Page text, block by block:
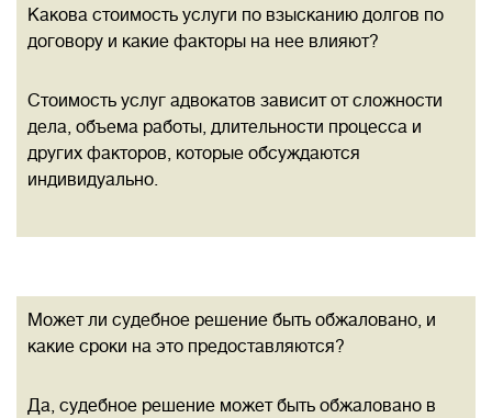
Какова стоимость услуги по взысканию долгов по
договору и какие факторы на нее влияют?
Стоимость услуг адвокатов зависит от сложности
дела, объема работы, длительности процесса и
других факторов, которые обсуждаются
индивидуально.
Может ли судебное решение быть обжаловано, и
какие сроки на это предоставляются?
Да, судебное решение может быть обжаловано в